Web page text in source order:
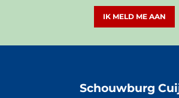
IK MELD ME AAN
Schouwburg